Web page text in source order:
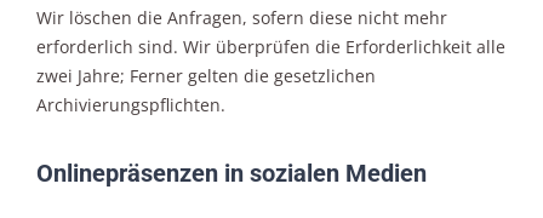
Wir löschen die Anfragen, sofern diese nicht mehr
erforderlich sind. Wir überprüfen die Erforderlichkeit alle
zwei Jahre; Ferner gelten die gesetzlichen
Archivierungspflichten.
Onlinepräsenzen in sozialen Medien